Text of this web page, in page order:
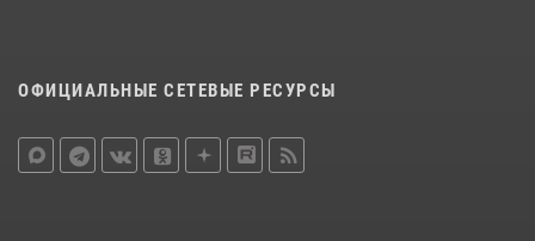
ОФИЦИАЛЬНЫЕ СЕТЕВЫЕ РЕСУРСЫ